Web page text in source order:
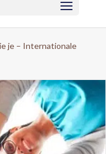
je – Internationale